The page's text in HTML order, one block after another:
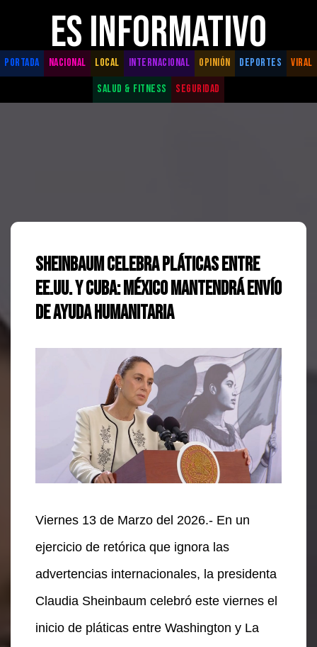
ES INFORMATIVO
PORTADA NACIONAL LOCAL INTERNACIONAL OPINIÓN DEPORTES
VIRAL
SALUD & FITNESS
SEGURIDAD
Sheinbaum celebra pláticas entre
EE.UU. y Cuba: México mantendrá envío
de ayuda humanitaria
Viernes 13 de Marzo del 2026.- En un
ejercicio de retórica que ignora las
advertencias internacionales, la presidenta
Claudia Sheinbaum celebró este viernes el
inicio de pláticas entre Washington y La